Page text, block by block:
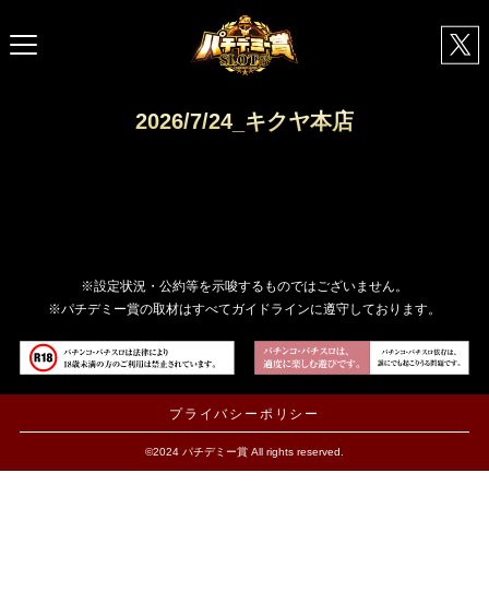
2026/7/24_キクヤ本店
※設定状況・公約等を示唆するものではございません。
※パチデミー賞の取材はすべてガイドラインに遵守しております。
プライバシーポリシー
©2024 パチデミー賞 All rights reserved.